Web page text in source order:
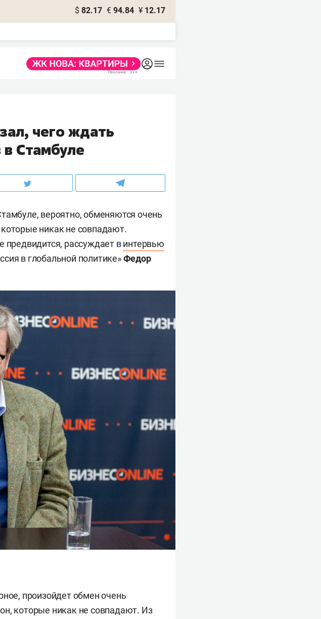
$ 82.17 € 94.84 ¥ 12.17
чего ждать
Стамбуле
вероятно, обменяются очень
никак не совпадают.
предвидится, рассуждает винтервью
в глобальной политике»Федор
произойдет обмен очень
которые никак не совпадают. Из